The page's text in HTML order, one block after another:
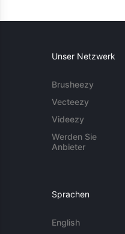
Unser Netzwerk
Brusheezy
Vecteezy
Videezy
Werden Sie
Anbieter
Sprachen
English